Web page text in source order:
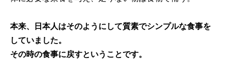
本来、日本人はそのようにして質素でシンプルな食事を
していました。
その時の食事に戻すということです。